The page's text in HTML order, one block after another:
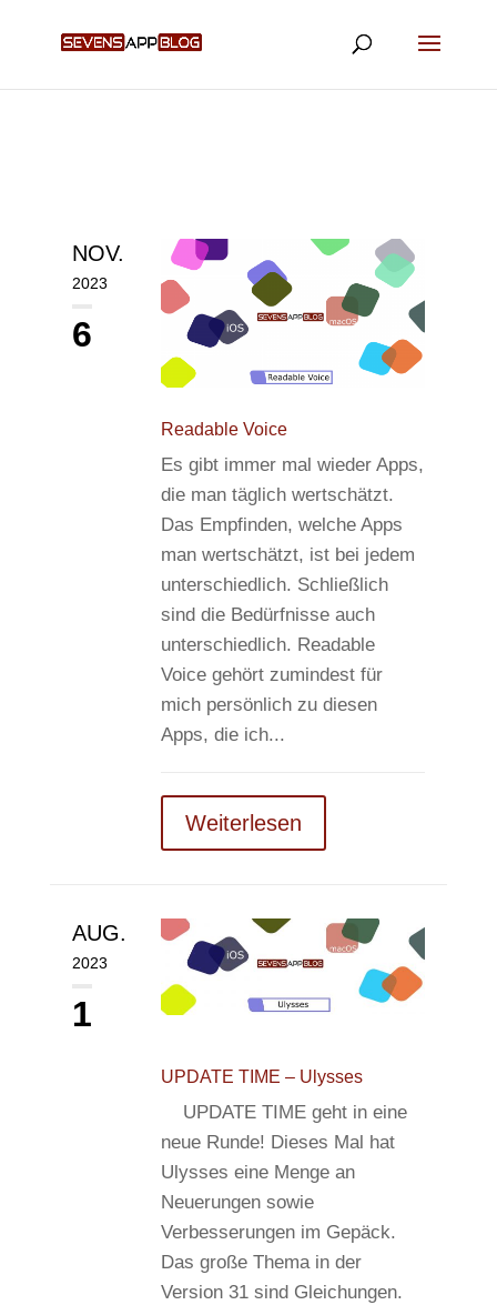
NOV.
2023
6
Readable Voice
Es gibt immer mal wieder Apps,
die man täglich wertschätzt.
Das Empfinden, welche Apps
man wertschätzt, ist bei jedem
unterschiedlich. Schließlich
sind die Bedürfnisse auch
unterschiedlich. Readable
Voice gehört zumindest für
mich persönlich zu diesen
Apps, die ich...
Weiterlesen
AUG.
2023
1
UPDATE TIME – Ulysses
UPDATE TIME geht in eine
neue Runde! Dieses Mal hat
Ulysses eine Menge an
Neuerungen sowie
Verbesserungen im Gepäck.
Das große Thema in der
Version 31 sind Gleichungen.